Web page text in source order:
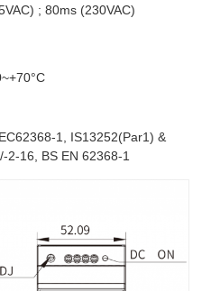
; 80ms (230VAC)
1, IS13252(Par1) &
2-16, BS EN 62368-1